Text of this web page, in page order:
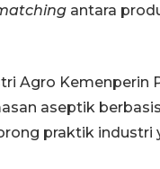
antara
Agro Kemenperin
aseptik
praktik industri